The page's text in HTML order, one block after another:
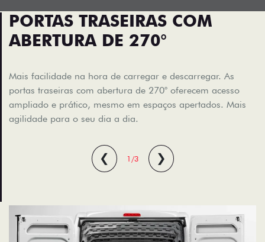
PORTAS TRASEIRAS COM
ABERTURA DE 270°
Mais facilidade na hora de carregar e descarregar. As
portas traseiras com abertura de 270° oferecem acesso
ampliado e prático, mesmo em espaços apertados. Mais
agilidade para o seu dia a dia.
❮ 1/3 ❯